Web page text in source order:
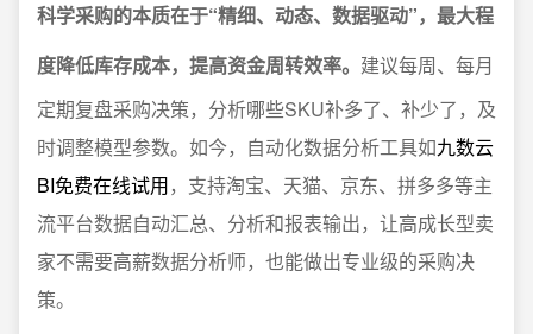
科学采购的本质在于“精细、动态、数据驱动”，最大程
度降低库存成本，提高资金周转效率。 建议每周、每月
定期复盘采购决策，分析哪些SKU补多了、补少了，及
时调整模型参数。如今，自动化数据分析工具如九数云
BI免费在线试用，支持淘宝、天猫、京东、拼多多等主
流平台数据自动汇总、分析和报表输出，让高成长型卖
家不需要高薪数据分析师，也能做出专业级的采购决
策。